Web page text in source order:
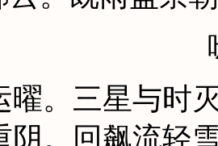
曜。三星与时
阴。回飙流轻